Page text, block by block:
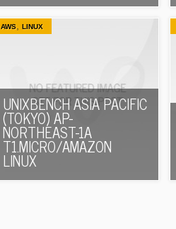
AWS, LINUX
UNIXBENCH ASIA PACIFIC
(TOKYO) AP-
NORTHEAST-1A
T1.MICRO/AMAZON
LINUX